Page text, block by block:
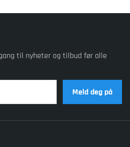
til nyheter og tilbud før alle
Meld deg på